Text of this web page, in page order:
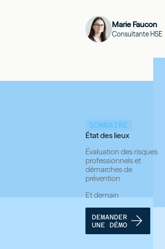
Marie Faucon
Consultante HSE
SOMMAIRE
État des lieux
Évaluation des risques
professionnels et
démarches de
prévention
Et demain
DEMANDER
UNE DÉMO